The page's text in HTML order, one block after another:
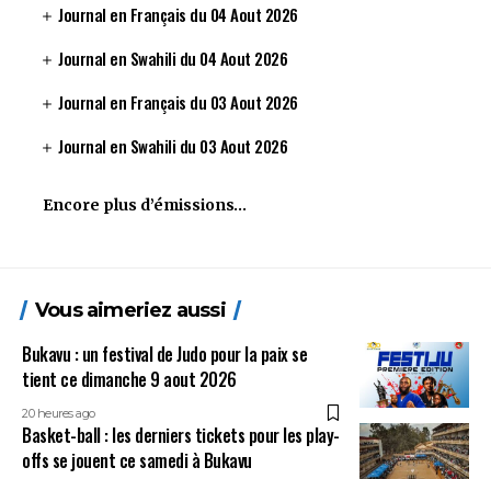
Journal en Français du 04 Aout 2026
Journal en Swahili du 04 Aout 2026
Journal en Français du 03 Aout 2026
Journal en Swahili du 03 Aout 2026
Encore plus d’émissions…
Vous aimeriez aussi
Bukavu : un festival de Judo pour la paix se
tient ce dimanche 9 aout 2026
20 heures ago
Basket-ball : les derniers tickets pour les play-
offs se jouent ce samedi à Bukavu